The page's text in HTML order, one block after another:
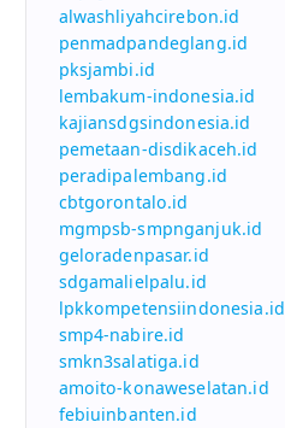
alwashliyahcirebon.id
penmadpandeglang.id
pksjambi.id
lembakum-indonesia.id
kajiansdgsindonesia.id
pemetaan-disdikaceh.id
peradipalembang.id
cbtgorontalo.id
mgmpsb-smpnganjuk.id
geloradenpasar.id
sdgamalielpalu.id
lpkkompetensiindonesia.id
smp4-nabire.id
smkn3salatiga.id
amoito-konaweselatan.id
febiuinbanten.id